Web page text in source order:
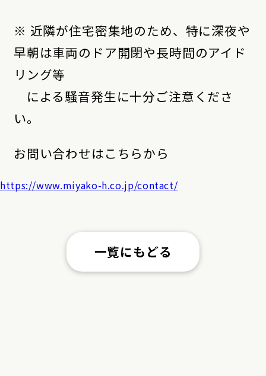
※ 近隣が住宅密集地のため、特に深夜や
早朝は車両のドア開閉や長時間のアイド
リング等
による騒音発生に十分ご注意くださ
い。
お問い合わせはこちらから
https://www.miyako-h.co.jp/contact/
一覧にもどる